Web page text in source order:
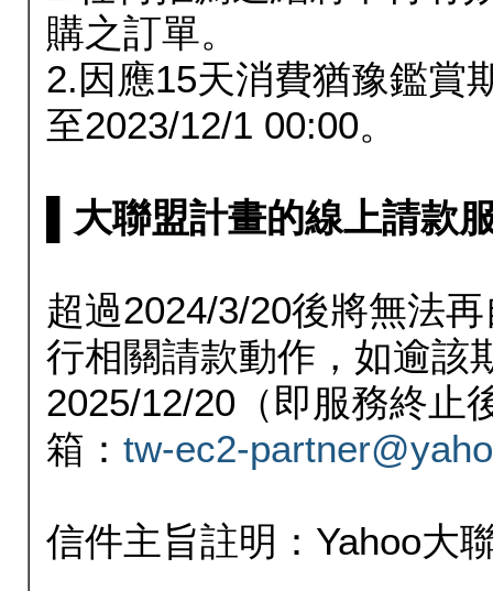
購之訂單。
2.因應15天消費猶豫鑑賞
至2023/12/1 00:00。
▌大聯盟計畫的線上請款
超過2024/3/20後將無法
行相關請款動作，如逾該
2025/12/20（即服務終止
箱： tw-ec2-
信件主旨註明：Yahoo大